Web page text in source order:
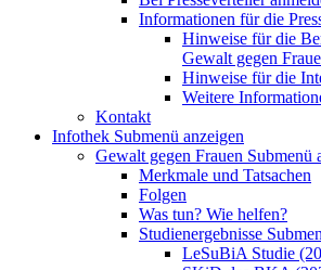
Informationen für die
Hinweise für die
Gewalt gegen
Hinweise für die
Weitere
Kontakt
Infothek Submenü anzeigen
Gewalt gegen Frauen Submenü
Merkmale und Tatsachen
Folgen
Was tun? Wie helfen?
Studienergebnisse
LeSuBiA Studie